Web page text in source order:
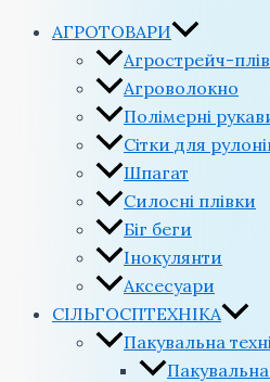
АГРОТОВАРИ
Агрострейч-
Агроволокно
Полімерні
Сітки для
Шпагат
Силосні плівки
Біг беги
Інокулянти
Аксесуари
СІЛЬГОСПТЕХНІКА
Пакувальна